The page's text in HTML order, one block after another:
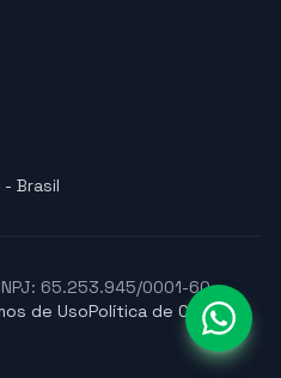
Brasil
65.253.945/0001-60
de UsoPolítica de Cookies